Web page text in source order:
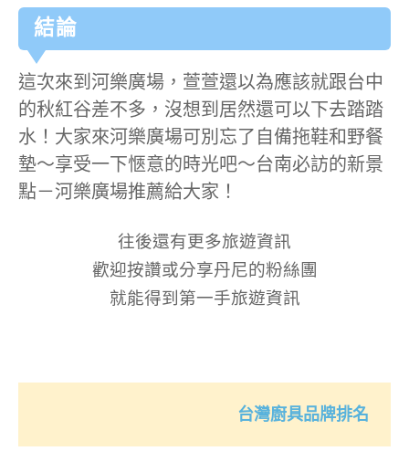
結論
這次來到河樂廣場，萱萱還以為應該就跟台中
的秋紅谷差不多，沒想到居然還可以下去踏踏
水！大家來河樂廣場可別忘了自備拖鞋和野餐
墊～享受一下愜意的時光吧～台南必訪的新景
點－河樂廣場推薦給大家！
往後還有更多旅遊資訊
歡迎按讚或分享丹尼的粉絲團
就能得到第一手旅遊資訊
台灣廚具品牌排名